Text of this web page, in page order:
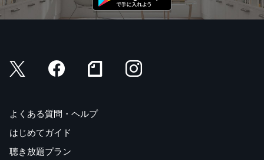
よくある質問・ヘルプ
はじめてガイド
聴き放題プラン